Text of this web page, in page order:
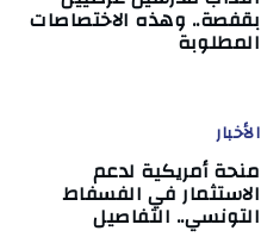
بقفصة.. وهذه الاختصاصات
المطلوبة
الأخبار
منحة أمريكية لدعم
الاستثمار في الفسفاط
التونسي.. التفاصيل